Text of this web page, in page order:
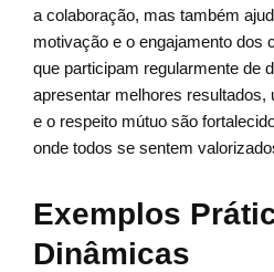
a colaboração, mas também
motivação e o engajamento dos
que participam regularmente de
apresentar melhores resultados,
e o respeito mútuo são
onde todos se sentem
Exemplos
Dinâmicas